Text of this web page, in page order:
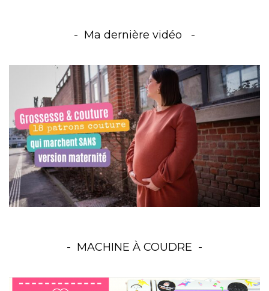
Ma dernière vidéo
MACHINE À COUDRE